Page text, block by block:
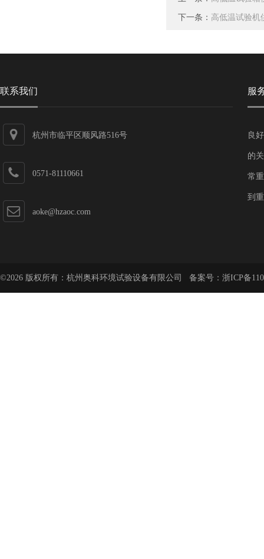
下一条： 高低温试验机
联系我们
杭州市临平区顺风路516号
0571-81110661
aoke@hzaoc.com
服
良
的
常
到
©2026 版权所有：杭州奥科环境试验设备有限公司 备案号： 浙ICP备